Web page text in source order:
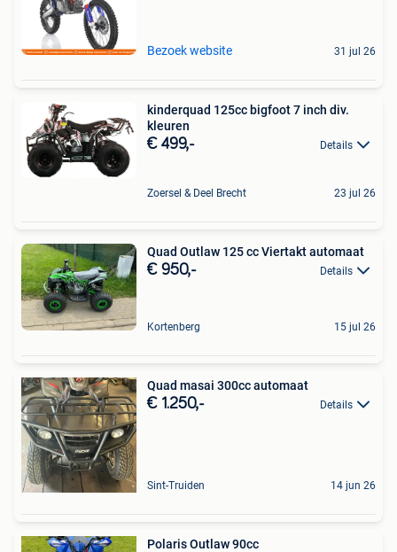
Bezoek website 31 jul 26
kinderquad 125cc bigfoot 7 inch div.
kleuren
€ 499,- Details
Zoersel & Deel Brecht 23 jul 26
Quad Outlaw 125 cc Viertakt automaat
€ 950,- Details
Kortenberg 15 jul 26
Quad masai 300cc automaat
€ 1.250,- Details
Sint-Truiden 14 jun 26
Polaris Outlaw 90cc